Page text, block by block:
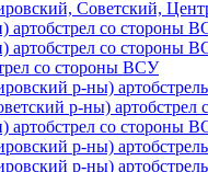
Советский,
артобстрел со стороны
артобстрел со стороны
со стороны ВСУ
р-ны)
р-ны)
артобстрел со стороны
р-ны)
р-ны)